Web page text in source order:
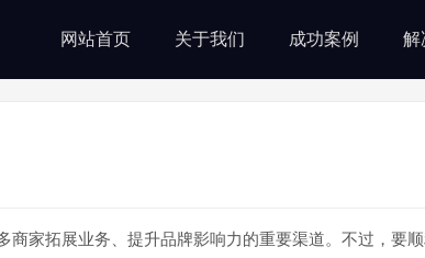
网站首页 关于我们 成功案例 解
商家拓展业务、提升品牌影响力的重要渠道。不过，要